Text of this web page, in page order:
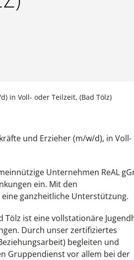
in Voll- oder Teilzeit, (Bad Tölz)
und Erzieher (m/w/d), in
Unternehmen ReAL
ein. Mit den
ganzheitliche Unterstützung.
Tölz ist eine vollstationäre
Durch unser zertifiziertes
begleiten und
Gruppendienst vor allem bei der